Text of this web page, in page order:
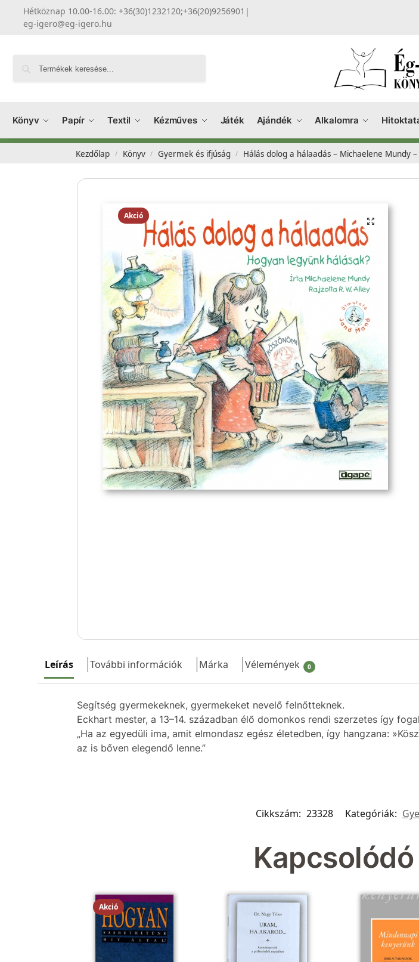
Hétköznap 10.00-16.00: +36(30)1232120;+36(20)9256901 |
eg-igero@eg-igero.hu
Könyv Papír Textil Kézműves Játék Ajándék Alkalomra
Kezdőlap / Könyv / Gyermek és ifjúság / Hálás dolog a hálaadás – Michaelene Mundy
Akció
Leírás További információk Márka Vélemények 0
Segítség gyermekeknek, gyermekeket nevelő felnőtteknek.
Eckhart mester, a 13–14. században élő domonkos rendi szerzetes így
„Ha az egyedüli ima, amit elmondasz egész életedben, így hangzana:
az is bőven elegendő lenne.”
Cikkszám: 23328 Kategóriák:
Akció